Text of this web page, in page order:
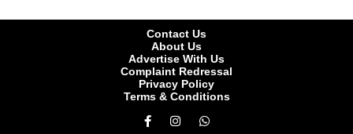
43 इंच Smart TV पर बड़ी छूट, Flipkart पर आधी कीमत
से भी कम में खरीदने का मौका
आसाराम बापू को सुप्रीम कोर्ट से अंतरिम जमानत नहीं, कहा-
तबीयत बिगड़ने पर फिर कर सकते हैं आवेदन